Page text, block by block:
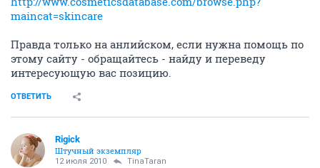
maincat=skincare
Правда только на анлийском, если нужна помощь по
этому сайту - обращайтесь - найду и переведу
интересующую вас позицию.
ОТВЕТИТЬ
Rigick
Штучный экземпляр
12 июля 2010 TinaTaran